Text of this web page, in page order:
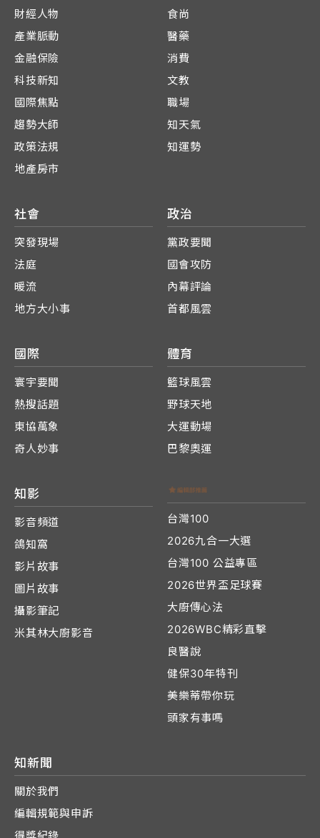
財經人物
產業脈動
金融保險
科技新知
國際焦點
趨勢大師
政策法規
地產房市
食尚
醫藥
消費
文教
職場
知天氣
知運勢
社會
突發現場
法庭
暖流
地方大小事
政治
黨政要聞
國會攻防
內幕評論
首都風雲
國際
寰宇要聞
熱搜話題
東協萬象
奇人妙事
體育
籃球風雲
野球天地
大運動場
巴黎奧運
知影
影音頻道
鴿知窩
影片故事
圖片故事
攝影筆記
米其林大廚影音
台灣100
2026九合一大選
台灣100 公益專區
2026世界盃足球賽
大廚傳心法
2026WBC精彩直擊
良醫說
健保30年特刊
美樂蒂帶你玩
頭家有事嗎
知新聞
關於我們
編輯規範與申訴